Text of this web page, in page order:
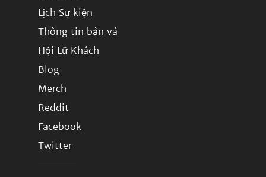
Lịch Sự kiện
Thông tin bản vá
Hội Lữ Khách
Blog
Merch
Reddit
Facebook
Twitter